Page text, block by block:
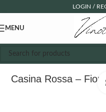
LOGIN /
MENU
Casina Rossa –